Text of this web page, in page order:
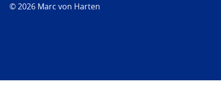
© 2026 Marc von Harten